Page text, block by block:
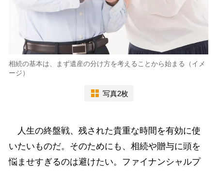
相続の基本は、まず遺産の分け方を考えることから始まる（イメ
ージ）
写真2枚
人生の終盤戦、残された貴重な時間を有効に使
いたいものだ。そのためにも、相続や贈与に頭を
悩ませすぎるのは避けたい。ファイナンシャルプ